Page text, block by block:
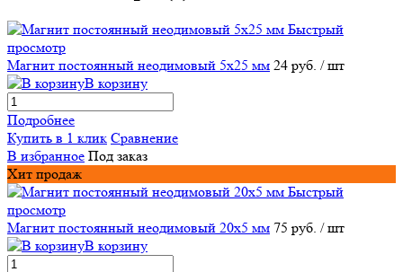
Быстрый
просмотр
Магнит постоянный неодимовый 5х25 мм 24 руб. / шт
В корзину
Подробнее
Купить в 1 клик Сравнение
В избранное Под заказ
Хит продаж
Быстрый
просмотр
Магнит постоянный неодимовый 20х5 мм 75 руб. / шт
В корзину